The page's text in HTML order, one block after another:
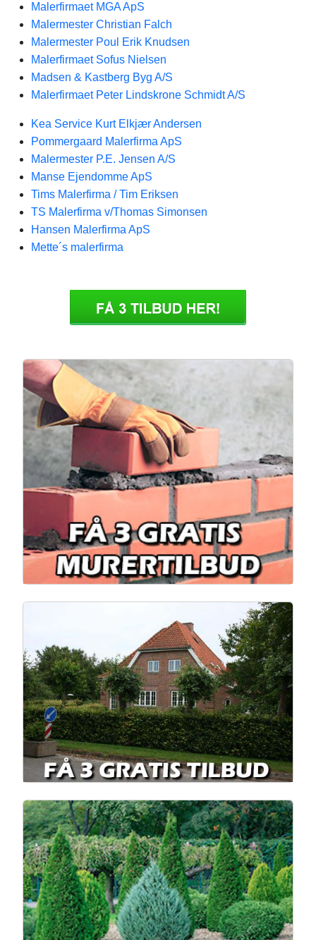
Malerfirmaet MGA ApS
Malermester Christian Falch
Malermester Poul Erik Knudsen
Malerfirmaet Sofus Nielsen
Madsen & Kastberg Byg A/S
Malerfirmaet Peter Lindskrone Schmidt A/S
Kea Service Kurt Elkjær Andersen
Pommergaard Malerfirma ApS
Malermester P.E. Jensen A/S
Manse Ejendomme ApS
Tims Malerfirma / Tim Eriksen
TS Malerfirma v/Thomas Simonsen
Hansen Malerfirma ApS
Mette´s malerfirma